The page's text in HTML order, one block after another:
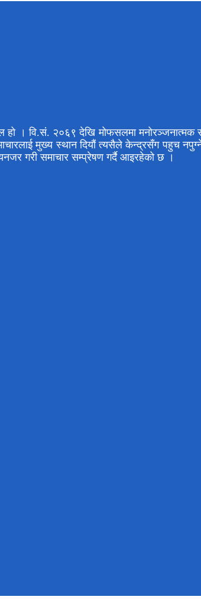
। वि.सं. २०६९ देखि मोफसलमा मनोरञ्जनात्मक
मुख्य स्थान दियौं त्यसैले केन्द्रसँग पहुच
गरी समाचार सम्प्रेषण गर्दै आइरहेको छ ।